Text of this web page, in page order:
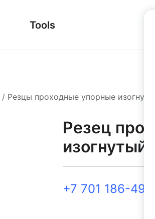
Tools
/ Резцы проходные упорные
Резец
+7 701 186-49-